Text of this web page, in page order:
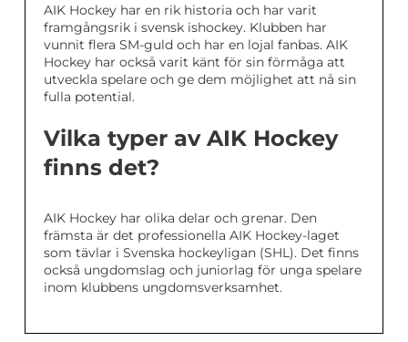
AIK Hockey har en rik historia och har varit
framgångsrik i svensk ishockey. Klubben har
vunnit flera SM-guld och har en lojal fanbas. AIK
Hockey har också varit känt för sin förmåga att
utveckla spelare och ge dem möjlighet att nå sin
fulla potential.
Vilka typer av AIK Hockey
finns det?
AIK Hockey har olika delar och grenar. Den
främsta är det professionella AIK Hockey-laget
som tävlar i Svenska hockeyligan (SHL). Det finns
också ungdomslag och juniorlag för unga spelare
inom klubbens ungdomsverksamhet.